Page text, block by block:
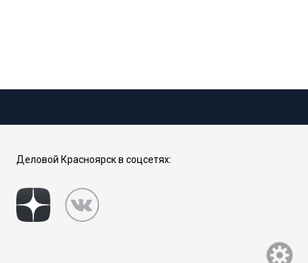
Деловой Красноярск в соцсетях: